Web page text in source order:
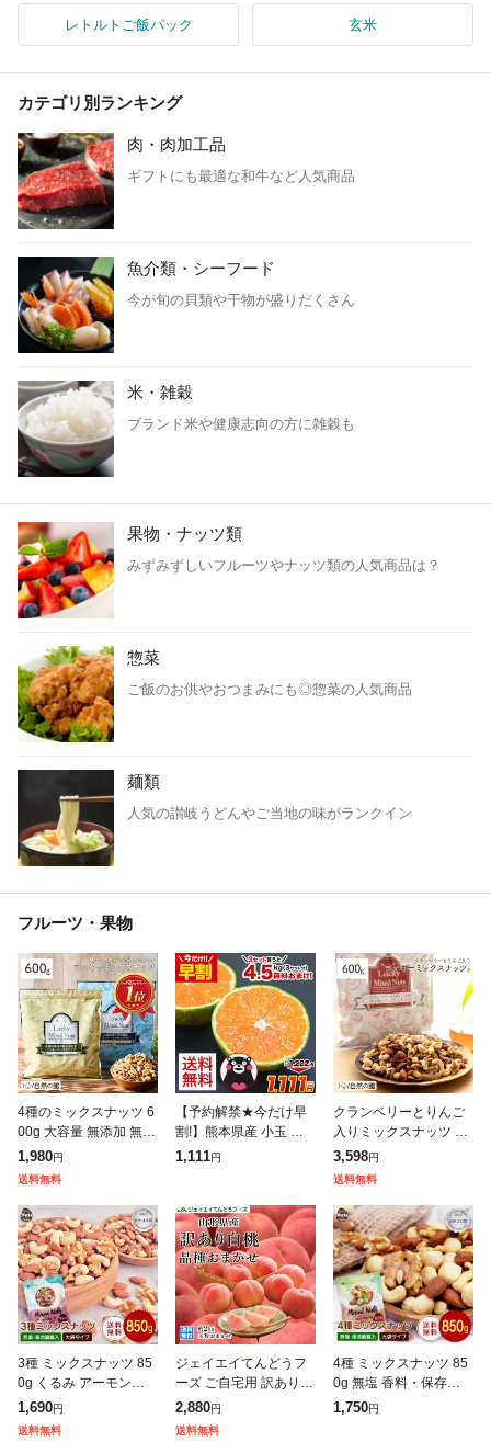
レトルトご飯パック 玄米
カテゴリ別ランキング
肉・肉加工品
ギフトにも最適な和牛など人気商品
魚介類・シーフード
今が旬の貝類や干物が盛りだくさん
米・雑穀
ブランド米や健康志向の方に雑穀も
果物・ナッツ類
みずみずしいフルーツやナッツ類の人気商品は？
惣菜
ご飯のお供やおつまみにも◎惣菜の人気商品
麺類
人気の讃岐うどんやご当地の味がランクイン
フルーツ・果物
4種のミックスナッツ 6
00g 大容量 無添加 無塩
有塩選べる ナッツ ラッ
キーミックスナッツ 家
飲み 食品ランキング1
位獲得
1,980円
送料無料
【予約解禁★今だけ早
割!】熊本県産 小玉 み
かん 送料無料 訳あり
1,111円
クランベリーとりんご
入りミックスナッツ 60
0g 無塩 ナッツ くるみ
カシューナッツ アーモ
ンド トレイルミックス
3,598円
送料無料
3種 ミックスナッツ 85
0g くるみ アーモンド
カシューナッツ 送料無
料 無塩 無油 無添加 チ
1,690円
送料無料
ジェイエイてんどうフ
ーズ ご自宅用 訳あり
桃 白桃 約2kg 山形県産
旬の品種を厳選セレク
2,880円
送料無料
4種 ミックスナッツ 85
0g 無塩 香料・保存料不
使用 送料無料 アーモン
1,750円